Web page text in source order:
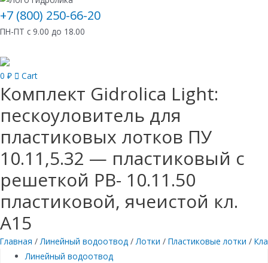
+7 (800) 250-66-20
ПН-ПТ с 9.00 до 18.00
0 ₽ Cart
Комплект Gidrolica Light:
пескоуловитель для
пластиковых лотков ПУ
10.11,5.32 — пластиковый с
решеткой РВ- 10.11.50
пластиковой, ячеистой кл.
A15
Главная /Линейный водоотвод /Лотки / Пластиковые лотки /
Линейный водоотвод